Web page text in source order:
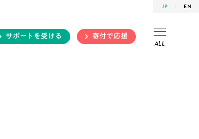
JP EN
サポートを受ける 寄付で応援
ALL